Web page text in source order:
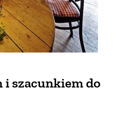
i szacunkiem do